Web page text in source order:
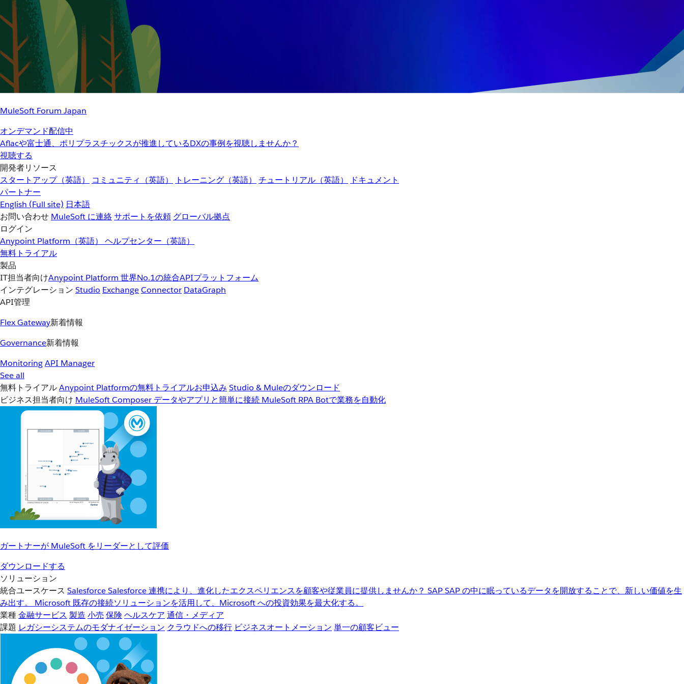
MuleSoft Forum Japan
オンデマンド配信中
Aflacや富士通、ポリプラスチックスが推進しているDXの事例を視聴しませんか？
視聴する
開発者リソース
スタートアップ（英語）
コミュニティ（英語） トレーニング（英語） チュートリアル（英語）
ドキュメント
パートナー
English (Full site) 日本語
お問い合わせ MuleSoft に連絡サポートを依頼 グローバル拠点
ログイン
Anypoint Platform（英語） ヘルプセンター（英語）
無料トライアル
製品
IT担当者向けAnypoint Platform 世界No.1の統合APIプラットフォーム
インテグレーション Studio ExchangeConnector DataGraph
API管理
Flex Gateway新着情報
Governance新着情報
MonitoringAPI Manager
See all
無料トライアルAnypoint Platformの無料トライアルお申込み Studio & Muleのダウンロード
ビジネス担当者向け MuleSoft Composer データやアプリと簡単に接続 MuleSoft RPA Botで業務を自動化
ガートナーが MuleSoft をリーダーとして評価
ダウンロードする
ソリューション
統合ユースケース SalesforceSalesforce 連携により、進化したエクスペリエンスを顧客や従業員に提供しませんか？ SAPSAP の中に眠っているデータを開放することで、新しい価値を生
み出す。
Microsoft 既存の接続ソリューションを活用して、Microsoft への投資効果を最大化する。
業種金融サービス 製造 小売 保険 ヘルスケア 通信・メディア
課題 レガシーシステムのモダナイゼーション クラウドへの移行 ビジネスオートメーション 単一の顧客ビュー